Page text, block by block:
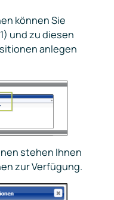
können Sie
und zu diesen
anlegen
stehen Ihnen
zur Verfügung.